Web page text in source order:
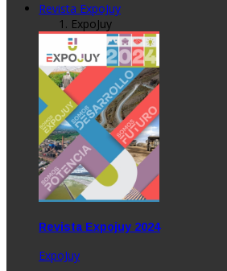
Revista ExpoJuy
ExpoJuy
Revista Expojuy 2024
ExpoJuy